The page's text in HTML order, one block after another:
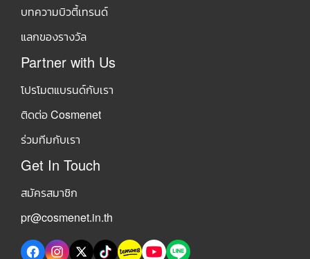
บทความบิวตี้เทรนด์
แลกของรางวัล
Partner with Us
โปรโมตแบรนด์กับเรา
ติดต่อ Cosmenet
ร่วมทีมกับเรา
Get In Touch
สมัครสมาชิก
pr@cosmenet.in.th